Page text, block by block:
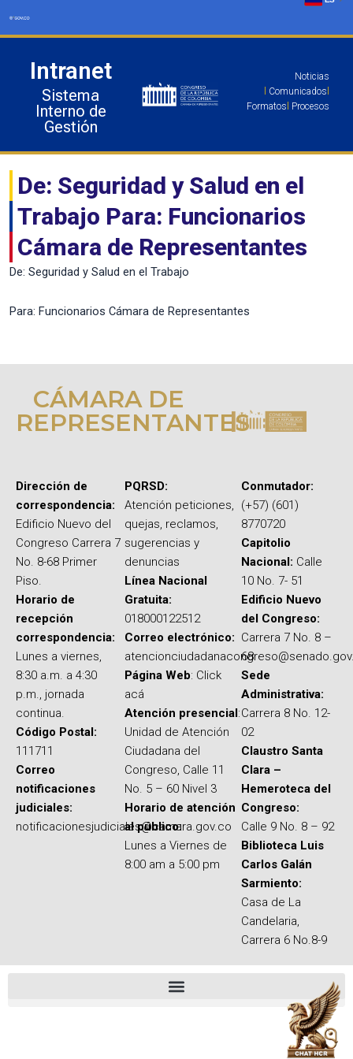
Intranet
Sistema
Interno de
Gestión
Noticias
Comunicados
Formatos Procesos
De: Seguridad y Salud en el
Trabajo Para: Funcionarios
Cámara de Representantes
De: Seguridad y Salud en el Trabajo
Para: Funcionarios Cámara de Representantes
CÁMARA DE
REPRESENTANTES
Dirección de
correspondencia:
Edificio Nuevo del
Congreso Carrera 7
No. 8-68 Primer
Piso.
Horario de
recepción
correspondencia:
Lunes a viernes,
8:30 a.m. a 4:30
p.m., jornada
continua.
Código Postal:
111711
Correo
notificaciones
judiciales:
notificacionesjudiciales@camara.gov.co
PQRSD:
Atención peticiones,
quejas, reclamos,
sugerencias y
denuncias
Línea Nacional
Gratuita:
018000122512
Correo electrónico:
Página Web: Click
acá
Atención presencial:
Unidad de Atención
Ciudadana del
Congreso, Calle 11
No. 5 – 60 Nivel 3
Horario de atención
al público:
Lunes a Viernes de
8:00 am a 5:00 pm
Conmutador:
(+57) (601)
8770720
Capitolio
Nacional: Calle
10 No. 7- 51
Edificio Nuevo
del Congreso:
Carrera 7 No. 8 –
68
Sede
Administrativa:
Carrera 8 No. 12-
02
Claustro Santa
Clara –
Hemeroteca del
Congreso:
Calle 9 No. 8 – 92
Biblioteca Luis
Carlos Galán
Sarmiento:
Casa de La
Candelaria,
Carrera 6 No.8-9